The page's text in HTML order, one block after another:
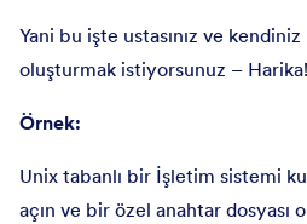
Yani bu işte ustasınız ve
oluşturmak istiyorsunuz – Harika!
Örnek:
Unix tabanlı bir İşletim sistemi
açın ve bir özel anahtar dosyası